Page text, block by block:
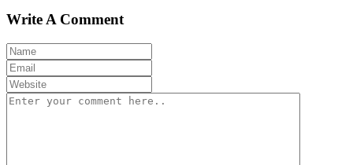
Write A Comment